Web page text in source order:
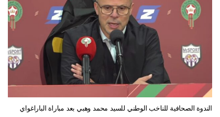
الندوة الصحافية للناخب الوطني للسيد محمد وهبي بعد مباراة الباراغواي